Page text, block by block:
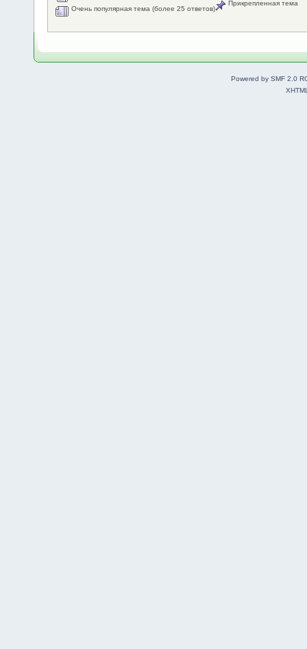
Очень популярная тема (более 25 ответов)
Прикрепленная тема
Powered by SMF 2.0